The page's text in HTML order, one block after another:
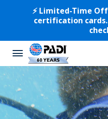
⚡️ Limited-Time
certification cards.